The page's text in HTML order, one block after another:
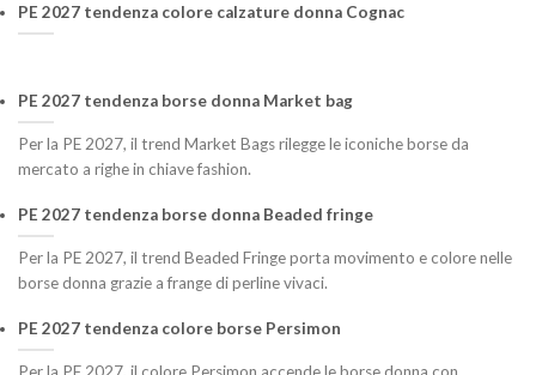
PE 2027 tendenza colore calzature donna Cognac
PE 2027 tendenza borse donna Market bag
Per la PE 2027, il trend Market Bags rilegge le iconiche borse da
mercato a righe in chiave fashion.
PE 2027 tendenza borse donna Beaded fringe
Per la PE 2027, il trend Beaded Fringe porta movimento e colore nelle
borse donna grazie a frange di perline vivaci.
PE 2027 tendenza colore borse Persimon